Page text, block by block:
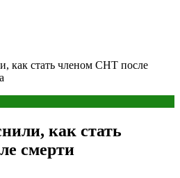
как стать членом СНТ после
как стать
смерти